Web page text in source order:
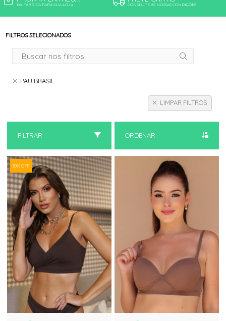
DA FÁBRICA PARA SUA LOJA CONSULTE AS NOSSAS CONDIÇÕES
FILTROS SELECIONADOS
PAU BRASIL
LIMPAR FILTROS
FILTRAR ORDENAR
10% OFF